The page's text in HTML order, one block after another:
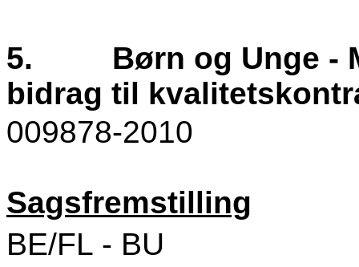
5.
Børn og Unge -
bidrag til
009878-2010
Sagsfremstilling
BE/FL - BU